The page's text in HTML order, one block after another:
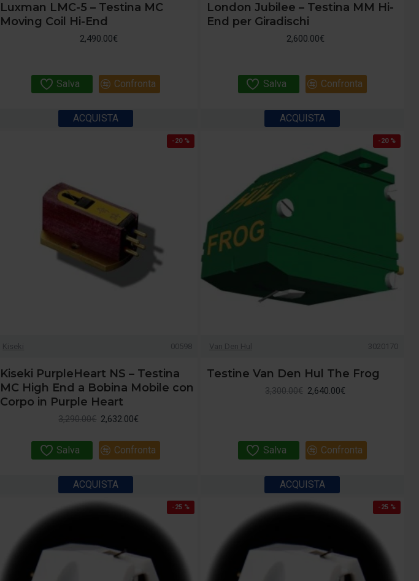
Luxman LMC-5 – Testina MC
Moving Coil Hi-End
2,490.00€
Salva Confronta
ACQUISTA
London Jubilee – Testina MM Hi-
End per Giradischi
2,600.00€
Salva Confronta
ACQUISTA
-20 %
Kiseki 00598
Kiseki PurpleHeart NS – Testina
MC High End a Bobina Mobile con
Corpo in Purple Heart
2,632.00€
3,290.00€
Salva Confronta
ACQUISTA
-20 %
Van Den Hul 3020170
Testine Van Den Hul The Frog
2,640.00€
3,300.00€
Salva Confronta
ACQUISTA
-25 % -25 %